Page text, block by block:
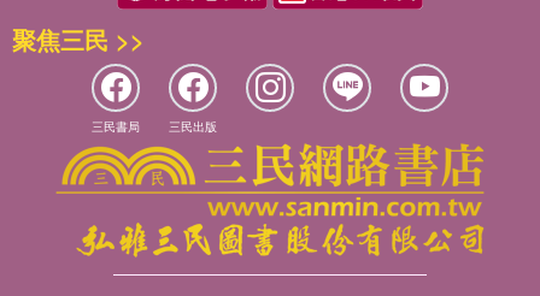
聚焦三民 >>
三民書局 三民出版